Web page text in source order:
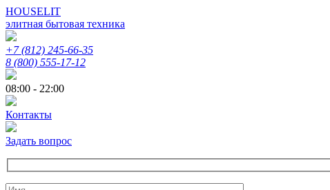
HOUSELIT
элитная бытовая техника
+7 (812) 245-66-35
8 (800) 555-17-12
08:00 - 22:00
Контакты
Задать вопрос